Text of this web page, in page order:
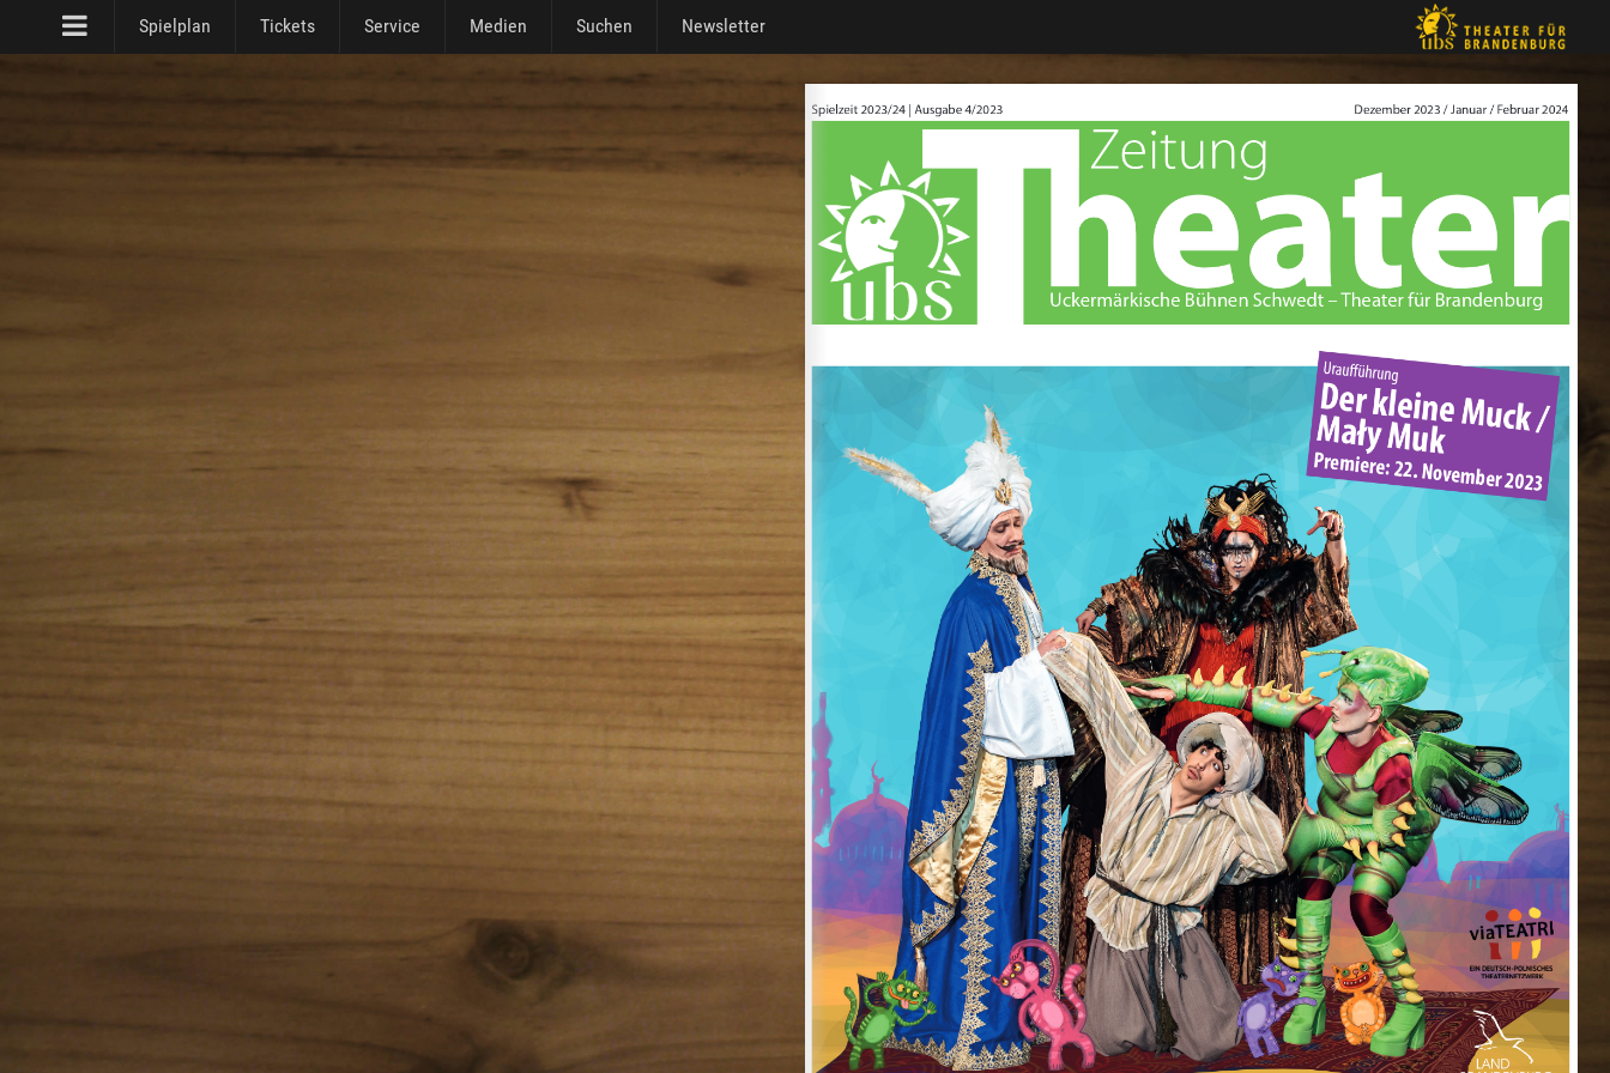
Spielplan Tickets Service Medien Suchen Newsletter
An dieser Stelle sollte Ihnen die Datei Unsere Theaterzeitung – Ausgabe 4/2023
zum Blättern angezeigt werden.
Wahrscheinlich ist Ihr Browser nicht kompatibel - sie können die Datei auch direkt herunterladen.